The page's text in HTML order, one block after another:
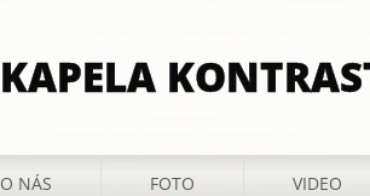
KAPELA
O NÁS FOTO VIDEO